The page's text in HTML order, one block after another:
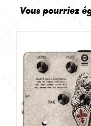
Vous pourriez